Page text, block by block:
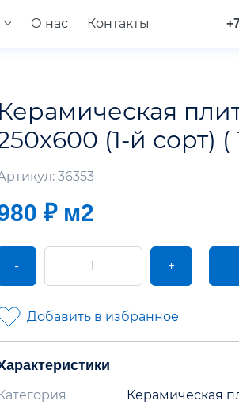
О нас Контакты
Керамическая
(1-й сорт) (
36353
₽м2
- +
Добавить в избранное
Керамическая